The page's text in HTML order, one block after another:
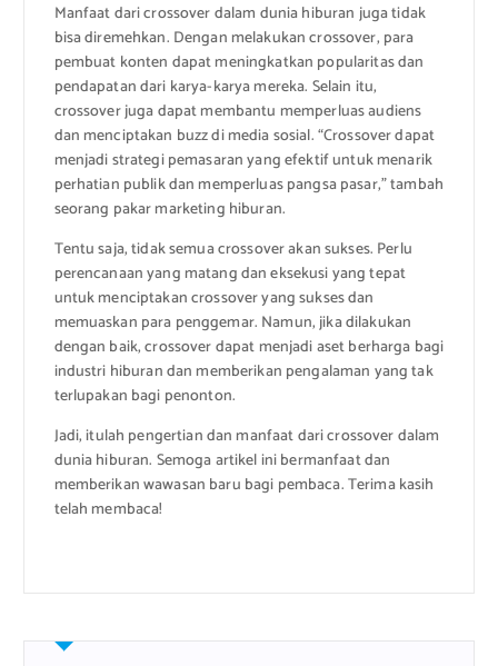
Manfaat dari crossover dalam dunia hiburan juga tidak
bisa diremehkan. Dengan melakukan crossover, para
pembuat konten dapat meningkatkan popularitas dan
pendapatan dari karya-karya mereka. Selain itu,
crossover juga dapat membantu memperluas audiens
dan menciptakan buzz di media sosial. “Crossover dapat
menjadi strategi pemasaran yang efektif untuk menarik
perhatian publik dan memperluas pangsa pasar,” tambah
seorang pakar marketing hiburan.
Tentu saja, tidak semua crossover akan sukses. Perlu
perencanaan yang matang dan eksekusi yang tepat
untuk menciptakan crossover yang sukses dan
memuaskan para penggemar. Namun, jika dilakukan
dengan baik, crossover dapat menjadi aset berharga bagi
industri hiburan dan memberikan pengalaman yang tak
terlupakan bagi penonton.
Jadi, itulah pengertian dan manfaat dari crossover dalam
dunia hiburan. Semoga artikel ini bermanfaat dan
memberikan wawasan baru bagi pembaca. Terima kasih
telah membaca!